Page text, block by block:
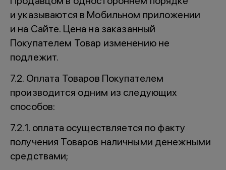
и указываются в Мобильном приложении
и на Сайте. Цена на заказанный
Покупателем Товар изменению не
подлежит.
7.2. Оплата Товаров Покупателем
производится одним из следующих
способов:
7.2.1. оплата осуществляется по факту
получения Товаров наличными денежными
средствами;